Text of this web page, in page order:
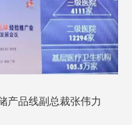
产品线副总裁张伟力